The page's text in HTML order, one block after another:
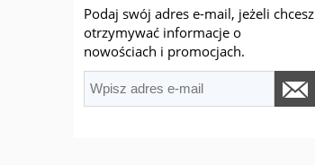
Podaj swój adres e-mail, jeżeli chcesz
otrzymywać informacje o
nowościach i promocjach.